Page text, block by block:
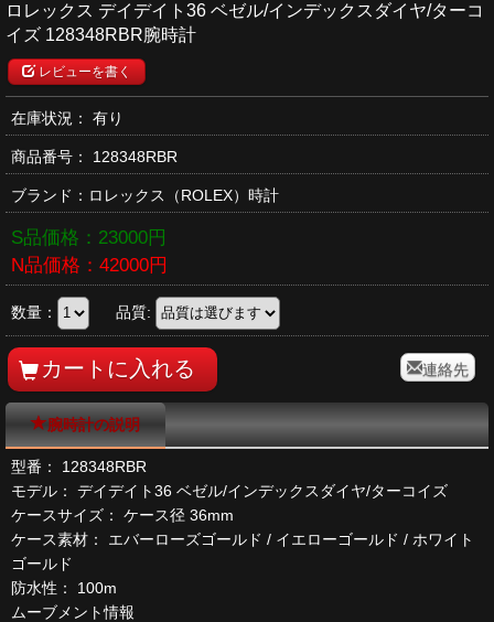
ロレックス デイデイト36 ベゼル/インデックスダイヤ/ターコ
イズ 128348RBR腕時計
レビューを書く
在庫状況： 有り
商品番号： 128348RBR
ブランド： ロレックス （ROLEX）時計
S品価格： 23000円
N品価格： 42000円
数量： 品質:
連絡先
腕時計の説明
型番： 128348RBR
モデル： デイデイト36 ベゼル/インデックスダイヤ/ターコイズ
ケースサイズ： ケース径 36mm
ケース素材： エバーローズゴールド / イエローゴールド / ホワイト
ゴールド
防水性： 100m
ムーブメント情報